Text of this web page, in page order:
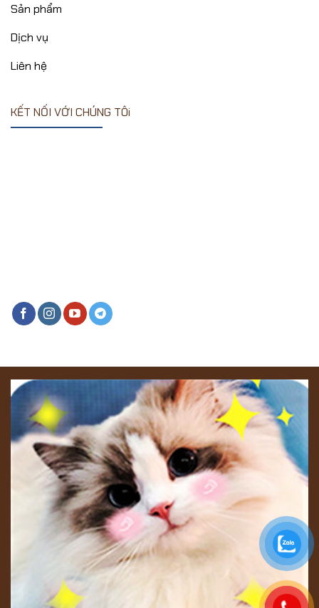
Sản phẩm
Dịch vụ
Liên hệ
KẾT NỐI VỚI CHÚNG TÔi